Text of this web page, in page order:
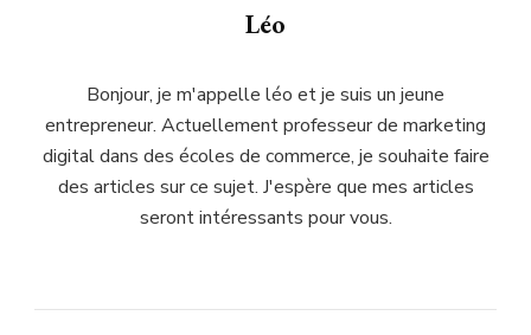
Léo
Bonjour, je m'appelle léo et je suis un jeune
entrepreneur. Actuellement professeur de marketing
digital dans des écoles de commerce, je souhaite faire
des articles sur ce sujet. J'espère que mes articles
seront intéressants pour vous.